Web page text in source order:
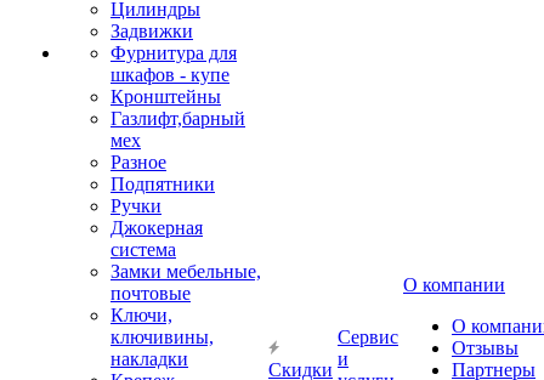
Цилиндры
Задвижки
Фурнитура для
шкафов - купе
Кронштейны
Газлифт,барный
мех
Разное
Подпятники
Ручки
Джокерная
система
Замки мебельные,
почтовые
Ключи,
ключивины,
накладки
Скидки
Сервис
и
О компании
О
Отзывы
Партнеры